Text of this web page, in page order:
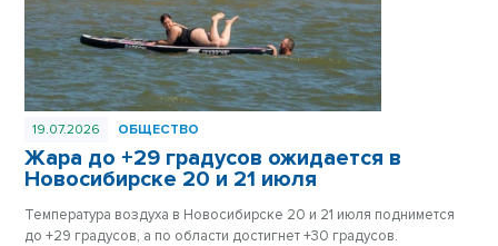
19.07.2026 ОБЩЕСТВО
Жара до +29 градусов ожидается в
Новосибирске 20 и 21 июля
Температура воздуха в Новосибирске 20 и 21 июля поднимется
до +29 градусов, а по области достигнет +30 градусов.